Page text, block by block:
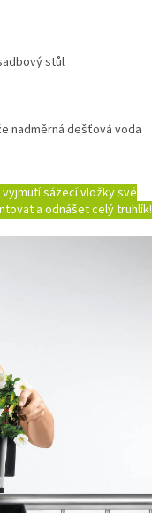
stůl
nadměrná dešťová voda
sázecí vložky své
a odnášet celý truhlík!